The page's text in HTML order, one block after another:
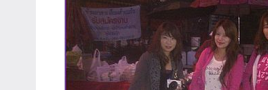
對
象。